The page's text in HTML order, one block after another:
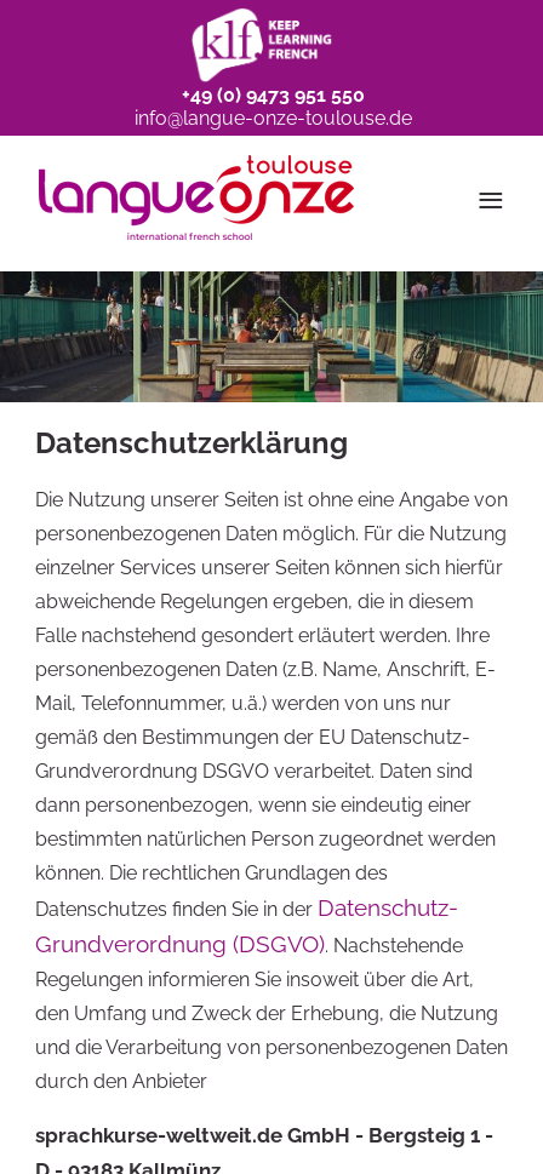
+49 (0) 9473 951 550
info@langue-onze-toulouse.de
≡
Datenschutzerklärung
Die Nutzung unserer Seiten ist ohne eine Angabe von
personenbezogenen Daten möglich. Für die Nutzung
einzelner Services unserer Seiten können sich hierfür
abweichende Regelungen ergeben, die in diesem
Falle nachstehend gesondert erläutert werden. Ihre
personenbezogenen Daten (z.B. Name, Anschrift, E-
Mail, Telefonnummer, u.ä.) werden von uns nur
gemäß den Bestimmungen der EU Datenschutz-
Grundverordnung DSGVO verarbeitet. Daten sind
dann personenbezogen, wenn sie eindeutig einer
bestimmten natürlichen Person zugeordnet werden
können. Die rechtlichen Grundlagen des
Datenschutzes finden Sie in der Datenschutz-
Grundverordnung (DSGVO). Nachstehende
Regelungen informieren Sie insoweit über die Art,
den Umfang und Zweck der Erhebung, die Nutzung
und die Verarbeitung von personenbezogenen Daten
durch den Anbieter
sprachkurse-weltweit.de GmbH - Bergsteig 1 -